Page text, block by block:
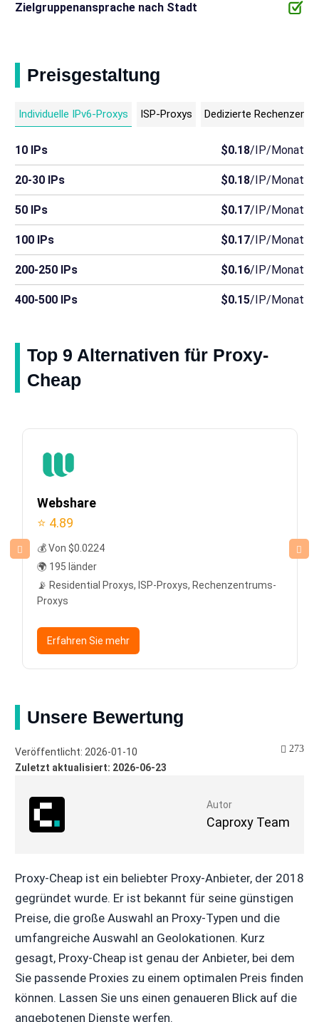
Zielgruppenansprache nach Stadt
Preisgestaltung
Individuelle IPv6-Proxys ISP-Proxys Dedizierte
10 IPs $0.18/IP/Monat
20-30 IPs $0.18/IP/Monat
50 IPs $0.17/IP/Monat
100 IPs $0.17/IP/Monat
200-250 IPs $0.16/IP/Monat
400-500 IPs $0.15/IP/Monat
Top 9 Alternativen für Proxy-
Cheap
Webshare
⭐ 4.89
💰 Von $0.0224
🌍 195 länder
📡 Residential Proxys, ISP-Proxys, Rechenzentrums-
Proxys
Erfahren Sie mehr
Unsere Bewertung
Autor
Caproxy Team
Veröffentlicht: 2026-01-10
Zuletzt aktualisiert: 2026-06-23
273
Proxy-Cheap ist ein beliebter Proxy-Anbieter, der 2018
gegründet wurde. Er ist bekannt für seine günstigen
Preise, die große Auswahl an Proxy-Typen und die
umfangreiche Auswahl an Geolokationen. Kurz
gesagt, Proxy-Cheap ist genau der Anbieter, bei dem
Sie passende Proxies zu einem optimalen Preis finden
können. Lassen Sie uns einen genaueren Blick auf die
angebotenen Dienste werfen.